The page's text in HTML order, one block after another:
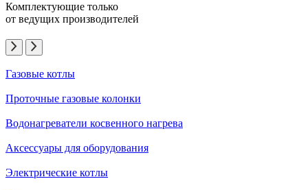
Комплектующие только
от ведущих производителей
Газовые котлы
Проточные газовые колонки
Водонагреватели косвенного нагрева
Аксессуары для оборудования
Электрические котлы